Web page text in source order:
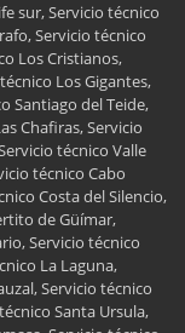
sur, Servicio técnico
Servicio técnico
Los Cristianos,
Los Gigantes,
Santiago del Teide,
Chafiras, Servicio
técnico Valle
técnico Cabo
Costa del Silencio,
de Güímar,
Servicio técnico
La Laguna,
Servicio técnico
Santa Ursula,